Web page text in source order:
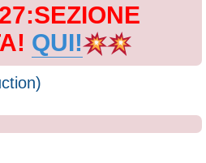
QUI!